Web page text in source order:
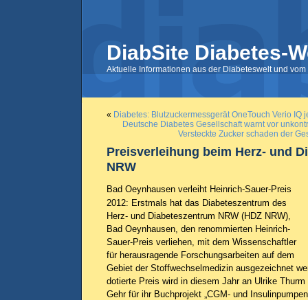
DiabSite Diabetes-
Aktuelle Informationen aus der Diabeteswelt und
« Diabetes: Blutzuckermessgerät OneTouch Verio IQ
Deutsche Diabetes Gesellschaft warnt vor
Versteckte Zucker schaden der
Preisverleihung beim Herz- und
NRW
Bad Oeynhausen verleiht Heinrich-Sauer-Preis
2012: Erstmals hat das Diabeteszentrum des
Herz- und Diabeteszentrum NRW (HDZ NRW),
Bad Oeynhausen, den renommierten Heinrich-
Sauer-Preis verliehen, mit dem Wissenschaftler
für herausragende Forschungsarbeiten auf dem
Gebiet der Stoffwechselmedizin ausgezeichnet
dotierte Preis wird in diesem Jahr an Ulrike Thurm
Gehr für ihr Buchprojekt „CGM- und